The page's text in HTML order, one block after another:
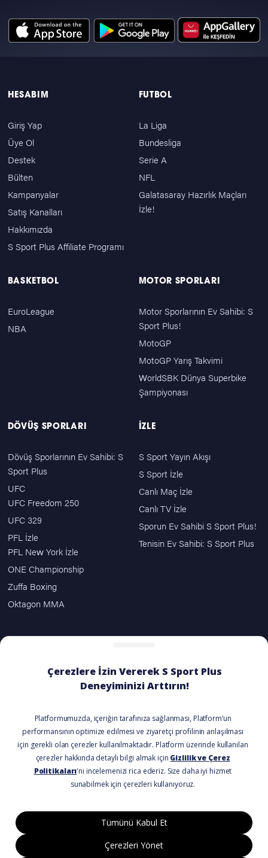
HESABIM
Giriş Yap
Üye Ol
Destek
Bülten
Kampanyalar
Satış Kanalları
Hakkımızda
S Sport Plus Affiliate Programı
FUTBOL
La Liga
Bundesliga
Serie A
NFL
Galatasaray Hazırlık Maçları
İzle!
BASKETBOL
EuroLeague
NBA
MOTOR SPORLARI
Motor Sporlarının Ev Sahibi: S
Sport Plus!
MotoGP
MotoGP Yarış Takvimi
WorldSBK Dünya Superbike
Şampiyonası
DÖVÜŞ SPORLARI
Dövüş Sporlarının Ev Sahibi: S
Sport Plus
UFC
UFC Freedom 250
UFC 329
PFL İzle
PFL New York İzle
ONE Championship
Zuffa Boxing
Oktagon MMA
İZLE
S Sport Yayın Akışı
S Sport İzle
Canlı Maç İzle
Canlı TV İzle
Sporun Ev Sahibi S Sport Plus!
Tenisin Ev Sahibi: S Sport Plus
BİZİ TAKİP EDİN
© 2021 Tüm Hakları Saklıdır.
Gizlilik Politikası